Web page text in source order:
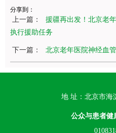
分享到：
上一篇：
援疆再出发！北京老
执行援助任务
下一篇： 北京老年医院神经血
地 址：北京市海
公众与患者健